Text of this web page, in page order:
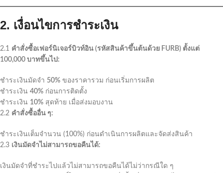
2. เงื่อนไขการชำระเงิน
2.1 คำสั่งซื้อเฟอร์นิเจอร์บิวท์อิน (รหัสสินค้าขึ้นต้นด้วย FURB) ตั้งแต่
100,000 บาทขึ้นไป:
ชำระเงินมัดจำ 50% ของราคารวม ก่อนเริ่มการผลิต
ชำระเงิน 40% ก่อนการติดตั้ง
ชำระเงิน 10% สุดท้าย เมื่อส่งมอบงาน
2.2 คำสั่งซื้ออื่น ๆ:
ชำระเงินเต็มจำนวน (100%) ก่อนดำเนินการผลิตและจัดส่งสินค้า
2.3 เงินมัดจำไม่สามารถขอคืนได้:
เงินมัดจำที่ชำระไปแล้วไม่สามารถขอคืนได้ไม่ว่ากรณีใด ๆ